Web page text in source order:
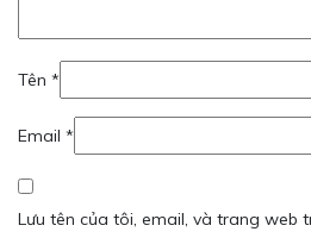
Tên *
Email *
Lưu tên của tôi, email, và trang web